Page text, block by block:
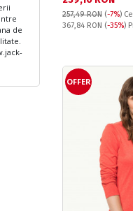
de
257,49 RON (-7%)
Pret obisnuit:
367,84 RON (-35%)
OFFER